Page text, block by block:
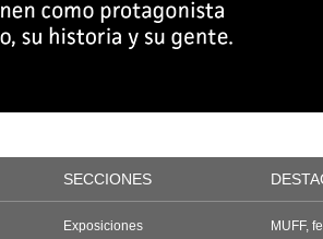
SECCIONES
Exposiciones
MUFF,